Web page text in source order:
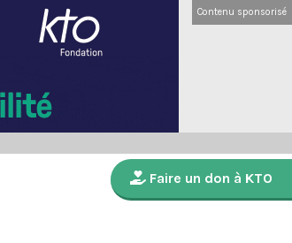
Contenu sponsorisé
Faire un don à KTO